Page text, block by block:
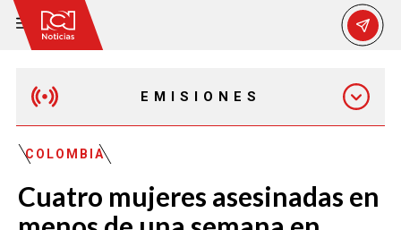
EMISIONES
EMISIÓN 7:00 PM
COLOMBIA
Cuatro mujeres asesinadas en